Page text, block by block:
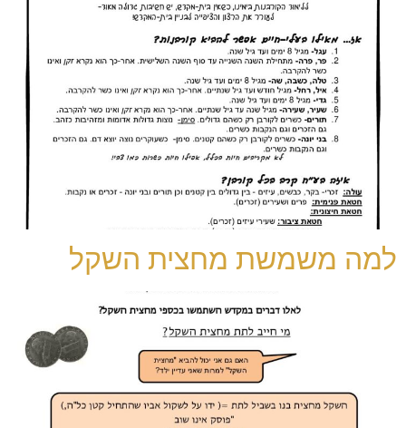
למה משמשת מחצית השקל